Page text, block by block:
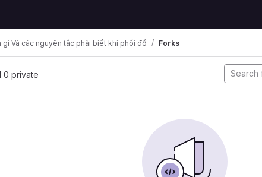
gì Và các nguyên tắc phải biết khi phối đồ Forks
0 private